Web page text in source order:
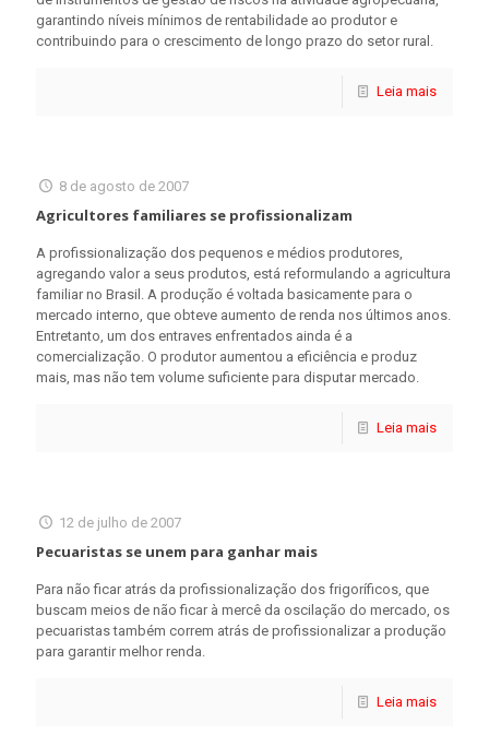
garantindo níveis mínimos de rentabilidade ao produtor e
contribuindo para o crescimento de longo prazo do setor rural.
Leia mais
8 de agosto de 2007
Agricultores familiares se profissionalizam
A profissionalização dos pequenos e médios produtores,
agregando valor a seus produtos, está reformulando a agricultura
familiar no Brasil. A produção é voltada basicamente para o
mercado interno, que obteve aumento de renda nos últimos anos.
Entretanto, um dos entraves enfrentados ainda é a
comercialização. O produtor aumentou a eficiência e produz
mais, mas não tem volume suficiente para disputar mercado.
Leia mais
12 de julho de 2007
Pecuaristas se unem para ganhar mais
Para não ficar atrás da profissionalização dos frigoríficos, que
buscam meios de não ficar à mercê da oscilação do mercado, os
pecuaristas também correm atrás de profissionalizar a produção
para garantir melhor renda.
Leia mais